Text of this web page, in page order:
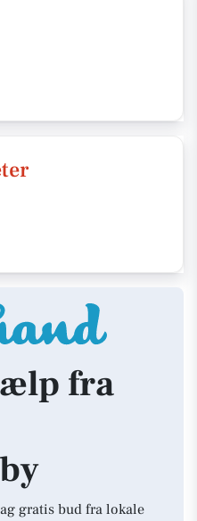
fra
gratis bud fra lokale